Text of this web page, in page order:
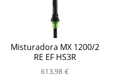
Misturadora MX 1200/2
RE EF HS3R
613,98€